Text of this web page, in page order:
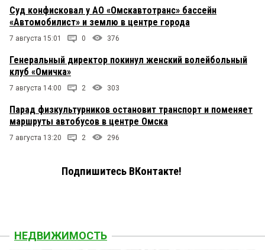
Суд конфисковал у АО «Омскавтотранс» бассейн
«Автомобилист» и землю в центре города
7 августа 15:01 0 376
Генеральный директор покинул женский волейбольный
клуб «Омичка»
7 августа 14:00 2 303
Парад физкультурников остановит транспорт и поменяет
маршруты автобусов в центре Омска
7 августа 13:20 2 296
Подпишитесь ВКонтакте!
НЕДВИЖИМОСТЬ